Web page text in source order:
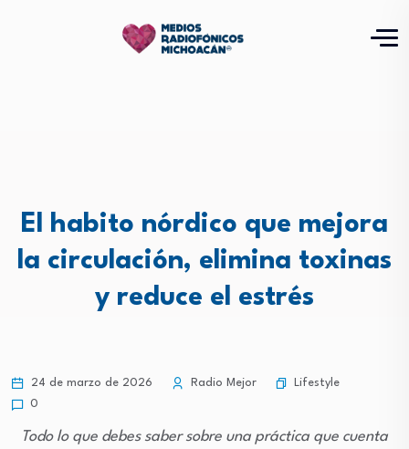
El habito nórdico que mejora
la circulación, elimina toxinas
y reduce el estrés
24 de marzo de 2026 Radio Mejor
Lifestyle
0
Todo lo que debes saber sobre una práctica que cuenta